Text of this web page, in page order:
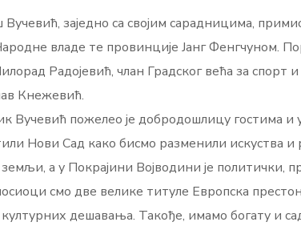
заједно са својим сарадницима,
владе те провинције Јанг Фенгчуном.
Радојевић, члан Градског већа за
Кнежевић.
Вучевић пожелео је добродошлицу гостима и
Нови Сад како бисмо разменили
земљи, а у Покрајини Војводини је
смо две велике титуле Европска
дешавања. Такође, имамо богату и